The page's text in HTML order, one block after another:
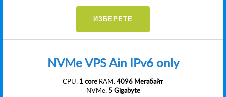
ИЗБЕРЕТЕ
NVMe VPS Ain IPv6 only
CPU: 1 core RAM:4096 Мегабайт
NVMe:5 Gigabyte